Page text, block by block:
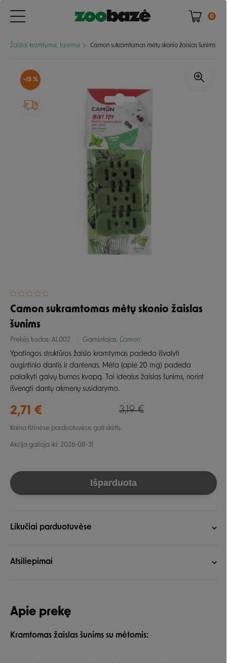
0
Žaislai kramtymui, tąsymui Camon sukramtomas mėtų skonio žaislas šunims
-15 %
Camon sukramtomas mėtų skonio žaislas
šunims
Prekės kodas: AL002 Gamintojas: Camon
Ypatingos struktūros žaislo kramtymas padeda išvalyti
augintinio dantis ir dantenas. Mėta (apie 20 mg) padeda
palaikyti gaivų burnos kvapą. Tai idealus žaislas šunims, norint
išvengti dantų akmenų susidarymo.
2,71 € 3,19 €
Kaina fizinėse parduotuvėse gali skirtis.
Akcija galioja iki: 2026-08-31
Išparduota
Likučiai parduotuvėse
Atsiliepimai
Apie prekę
Kramtomas žaislas šunims su mėtomis: